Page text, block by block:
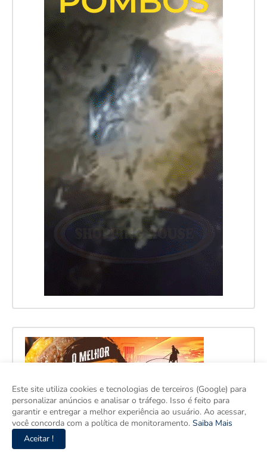
Este site utiliza cookies e tecnologias de terceiros (Google) para
personalizar anúncios e analisar o tráfego. Isso é feito para
garantir e entregar a melhor experiência ao usuário. Ao acessar,
você concorda com a política de monitoramento. Saiba Mais
Aceitar !